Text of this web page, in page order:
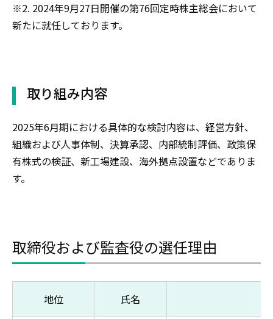
※2. 2024年9月27日開催の第76回定時株主総会において
新たに就任しております。
取り組み内容
2025年6月期における具体的な検討内容は、経営方針、
組織および人事体制、決算承認、内部統制評価、政策保
有株式の検証、新工場建設、海外拠点設置などでありま
す。
取締役および監査役の選任理由
地位 氏名